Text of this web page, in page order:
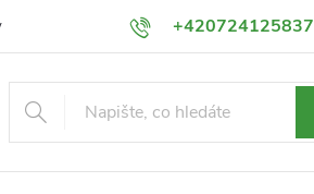
+420724125837
Podmínky ochrany osobních údajů